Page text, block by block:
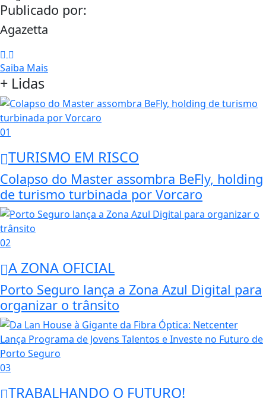
Publicado por:
Agazetta
Saiba Mais
+ Lidas
01
TURISMO EM RISCO
Colapso do Master assombra BeFly, holding
de turismo turbinada por Vorcaro
02
A ZONA OFICIAL
Porto Seguro lança a Zona Azul Digital para
organizar o trânsito
03
TRABALHANDO O FUTURO!